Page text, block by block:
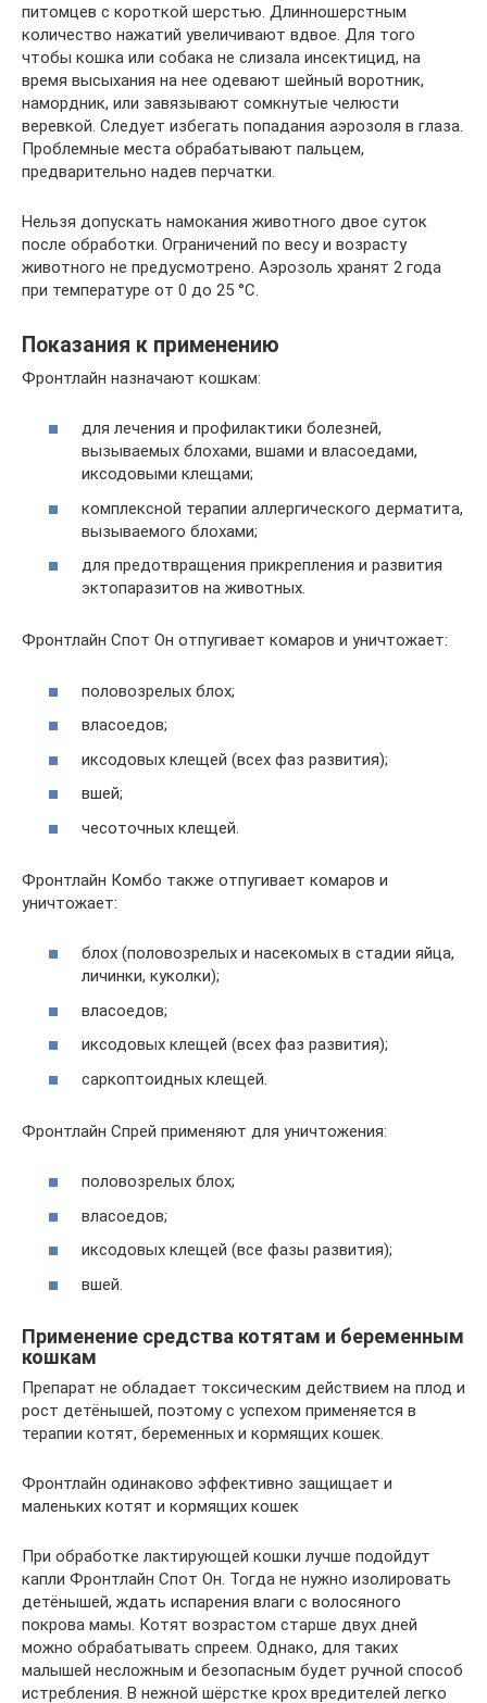
питомцев с короткой шерстью. Длинношерстным
количество нажатий увеличивают вдвое. Для того
чтобы кошка или собака не слизала инсектицид, на
время высыхания на нее одевают шейный воротник,
намордник, или завязывают сомкнутые челюсти
веревкой. Следует избегать попадания аэрозоля в глаза.
Проблемные места обрабатывают пальцем,
предварительно надев перчатки.
Нельзя допускать намокания животного двое суток
после обработки. Ограничений по весу и возрасту
животного не предусмотрено. Аэрозоль хранят 2 года
при температуре от 0 до 25 °С.
Показания к применению
Фронтлайн назначают кошкам:
для лечения и профилактики болезней,
вызываемых блохами, вшами и власоедами,
иксодовыми клещами;
комплексной терапии аллергического дерматита,
вызываемого блохами;
для предотвращения прикрепления и развития
эктопаразитов на животных.
Фронтлайн Спот Он отпугивает комаров и уничтожает:
половозрелых блох;
власоедов;
иксодовых клещей (всех фаз развития);
вшей;
чесоточных клещей.
Фронтлайн Комбо также отпугивает комаров и
уничтожает:
блох (половозрелых и насекомых в стадии яйца,
личинки, куколки);
власоедов;
иксодовых клещей (всех фаз развития);
саркоптоидных клещей.
Фронтлайн Спрей применяют для уничтожения:
половозрелых блох;
власоедов;
иксодовых клещей (все фазы развития);
вшей.
Применение средства котятам и беременным
кошкам
Препарат не обладает токсическим действием на плод и
рост детёнышей, поэтому с успехом применяется в
терапии котят, беременных и кормящих кошек.
Фронтлайн одинаково эффективно защищает и
маленьких котят и кормящих кошек
При обработке лактирующей кошки лучше подойдут
капли Фронтлайн Спот Он. Тогда не нужно изолировать
детёнышей, ждать испарения влаги с волосяного
покрова мамы. Котят возрастом старше двух дней
можно обрабатывать спреем. Однако, для таких
малышей несложным и безопасным будет ручной способ
истребления. В нежной шёрстке крох вредителей легко